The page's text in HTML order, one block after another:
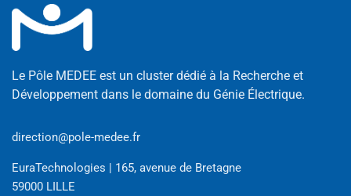
Le Pôle MEDEE est un cluster dédié à la Recherche et
Développement dans le domaine du Génie Électrique.
direction@pole-medee.fr
EuraTechnologies | 165, avenue de Bretagne
59000 LILLE